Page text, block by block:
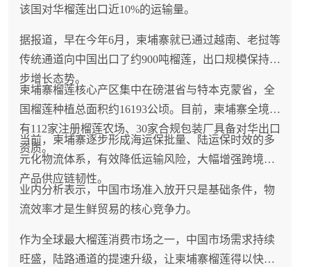
该国对华榴莲出口近10%的运输量。
据报道，早在今年6月，柬埔寨就已通过越南、老挝等
传统通道向中国出口了约900吨榴莲，出口规模保持稳
步增长态势。
柬埔寨榴莲核心产区集中在磅湛省与特本克蒙省，全
国榴莲种植总面积约16193公顷。目前，柬埔寨全境拥
有112家注册榴莲农场、30家合规包装厂具备对华出口
资质。
当前，柬埔寨逐步形成海运保批量、陆运保时效的多
元化物流体系，有效降低运输风险，大幅增强跨境农
产品供应链韧性。
业内分析表示，中国市场准入放开只是基础条件，物
流效率才是生鲜贸易的核心竞争力。
作为全球最大榴莲消费市场之一，中国市场需求持续
旺盛，陆路通道的提速升级，让柬埔寨榴莲得以快速